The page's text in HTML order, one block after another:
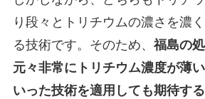
り段々とトリチウムの濃さを濃
る技術です。そのため、 福島の
元々非常にトリチウム濃度が薄
いった技術を適用しても期待す